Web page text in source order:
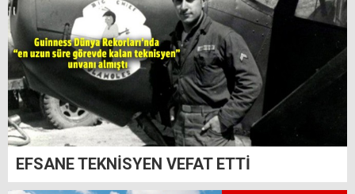
EFSANE TEKNİSYEN VEFAT ETTİ